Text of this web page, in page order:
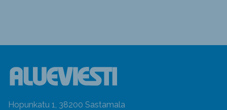
Hopunkatu 1, 38200 Sastamala